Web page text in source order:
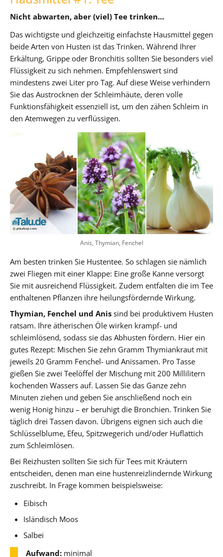
Nicht abwarten, aber (viel) Tee trinken…
Das wichtigste und gleichzeitig einfachste Hausmittel gegen
beide Arten von Husten ist das Trinken. Während Ihrer
Erkältung, Grippe oder Bronchitis sollten Sie besonders viel
Flüssigkeit zu sich nehmen. Empfehlenswert sind
mindestens zwei Liter pro Tag. Auf diese Weise verhindern
Sie das Austrocknen der Schleimhäute, deren volle
Funktionsfähigkeit essenziell ist, um den zähen Schleim in
den Atemwegen zu verflüssigen.
Anis, Thymian, Fenchel
Am besten trinken Sie Hustentee. So schlagen sie nämlich
zwei Fliegen mit einer Klappe: Eine große Kanne versorgt
Sie mit ausreichend Flüssigkeit. Zudem entfalten die im Tee
enthaltenen Pflanzen ihre heilungsfördernde Wirkung.
Thymian, Fenchel und Anis sind bei produktivem Husten
ratsam. Ihre ätherischen Öle wirken krampf- und
schleimlösend, sodass sie das Abhusten fördern. Hier ein
gutes Rezept: Mischen Sie zehn Gramm Thymiankraut mit
jeweils 20 Gramm Fenchel- und Anissamen. Pro Tasse
gießen Sie zwei Teelöffel der Mischung mit 200 Millilitern
kochenden Wassers auf. Lassen Sie das Ganze zehn
Minuten ziehen und geben Sie anschließend noch ein
wenig Honig hinzu – er beruhigt die Bronchien. Trinken Sie
täglich drei Tassen davon. Übrigens eignen sich auch die
Schlüsselblume, Efeu, Spitzwegerich und/oder Huflattich
zum Schleimlösen.
Bei Reizhusten sollten Sie sich für Tees mit Kräutern
entscheiden, denen man eine hustenreizlindernde Wirkung
zuschreibt. In Frage kommen beispielsweise:
Eibisch
Isländisch Moos
Salbei
Aufwand: minimal